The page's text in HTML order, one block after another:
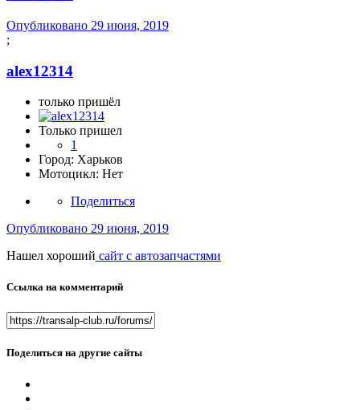
Опубликовано 29 июня, 2019
;
alex12314
только пришёл
Только пришел
1
Город: Харьков
Мотоцикл: Нет
Поделиться
Опубликовано 29 июня, 2019
Нашел хороший сайт с автозапчастями
Ссылка на комментарий
Поделиться на другие сайты